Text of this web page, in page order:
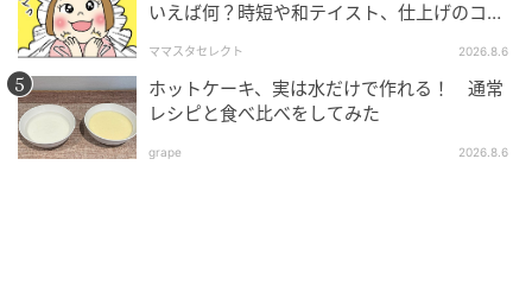
いえば何？時短や和テイスト、仕上げのコツ
ママスタセレクト 2026.8.6
ホットケーキ、実は水だけで作れる！ 通常
レシピと食べ比べをしてみた
grape 2026.8.6